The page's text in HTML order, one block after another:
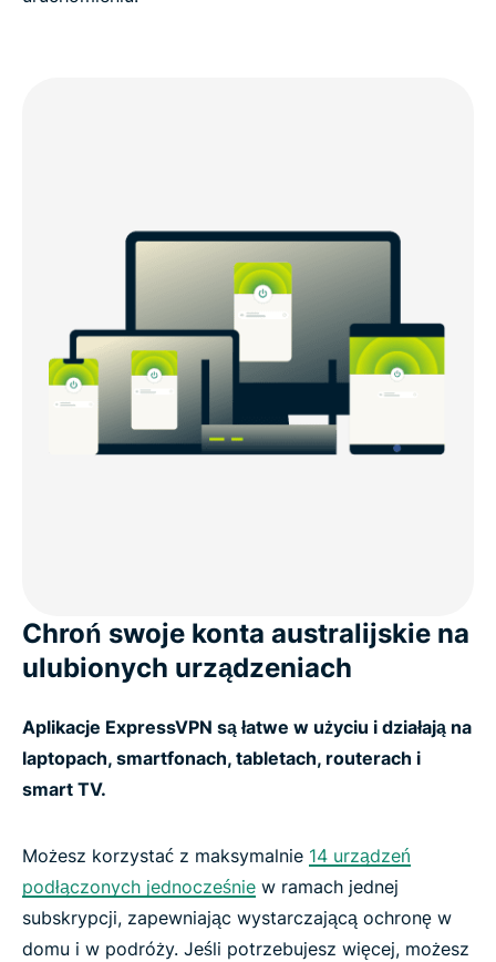
Chroń swoje konta australijskie na
ulubionych urządzeniach
Aplikacje ExpressVPN są łatwe w użyciu i działają na
laptopach, smartfonach, tabletach, routerach i
smart TV.
Możesz korzystać z maksymalnie 14 urządzeń
podłączonych jednocześnie w ramach jednej
subskrypcji, zapewniając wystarczającą ochronę w
domu i w podróży. Jeśli potrzebujesz więcej, możesz